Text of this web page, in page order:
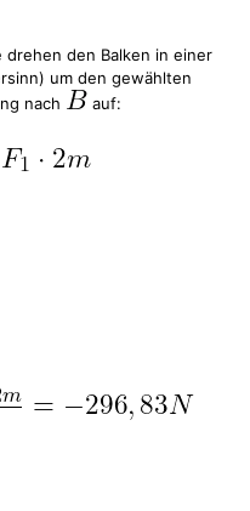
den Balken in einer
um den gewählten
nach
auf: